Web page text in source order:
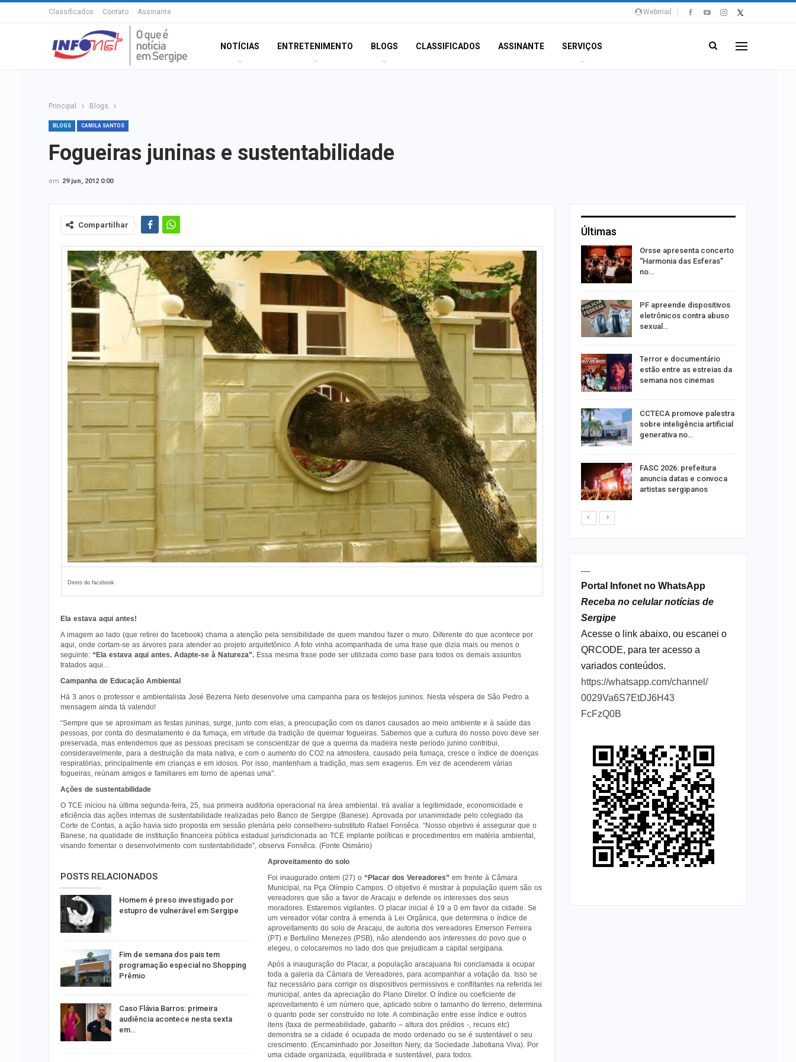
Webmail
Classificados Contato Assinante
NOTÍCIAS ENTRETENIMENTO BLOGS CLASSIFICADOS ASSINANTE SERVIÇOS
Principal Blogs
BLOGS CAMILA SANTOS
Fogueiras juninas e sustentabilidade
em 29 jun, 2012 0:00
Compartilhar
Direto do facebook
Ela estava aqui antes!
A imagem ao lado (que retirei do facebook) chama a atenção pela sensibilidade de quem mandou fazer o muro. Diferente do que acontece por
aqui, onde cortam-se as árvores para atender ao projeto arquitetônico. A foto vinha acompanhada de uma frase que dizia mais ou menos o
seguinte: “Ela estava aqui antes. Adapte-se à Natureza”. Essa mesma frase pode ser utilizada como base para todos os demais assuntos
tratados aqui…
Campanha de Educação Ambiental
Há 3 anos o professor e ambientalista José Bezerra Neto desenvolve uma campanha para os festejos juninos. Nesta véspera de São Pedro a
mensagem ainda tá valendo!
“Sempre que se aproximam as festas juninas, surge, junto com elas, a preocupação com os danos causados ao meio ambiente e à saúde das
pessoas, por conta do desmatamento e da fumaça, em virtude da tradição de queimar fogueiras. Sabemos que a cultura do nosso povo deve ser
preservada, mas entendemos que as pessoas precisam se conscientizar de que a queima da madeira neste período junino contribui,
consideravelmente, para a destruição da mata nativa, e com o aumento do CO2 na atmosfera, causado pela fumaça, cresce o índice de doenças
respiratórias, principalmente em crianças e em idosos. Por isso, mantenham a tradição, mas sem exageros. Em vez de acenderem várias
fogueiras, reúnam amigos e familiares em torno de apenas uma”.
Ações de sustentabilidade
O TCE iniciou na última segunda-feira, 25, sua primeira auditoria operacional na área ambiental. Irá avaliar a legitimidade, economicidade e
eficiência das ações internas de sustentabilidade realizadas pelo Banco de Sergipe (Banese). Aprovada por unanimidade pelo colegiado da
Corte de Contas, a ação havia sido proposta em sessão plenária pelo conselheiro-substituto Rafael Fonsêca. “Nosso objetivo é assegurar que o
Banese, na qualidade de instituição financeira pública estadual jurisdicionada ao TCE implante políticas e procedimentos em matéria ambiental,
visando fomentar o desenvolvimento com sustentabilidade”, observa Fonsêca. (Fonte Osmário)
POSTS RELACIONADOS
Homem é preso investigado por
estupro de vulnerável em Sergipe
Fim de semana dos pais tem
programação especial no Shopping
Prêmio
Caso Flávia Barros: primeira
audiência acontece nesta sexta
em…
Aproveitamento do solo
Foi inaugurado ontem (27) o “Placar dos Vereadores” em frente à Câmara
Municipal, na Pça Olímpio Campos. O objetivo é mostrar à população quem são os
vereadores que são a favor de Aracaju e defende os interesses dos seus
moradores. Estaremos vigilantes. O placar inicial é 19 a 0 em favor da cidade. Se
um vereador votar contra à emenda à Lei Orgânica, que determina o índice de
aproveitamento do solo de Aracaju, de autoria dos vereadores Emerson Ferreira
(PT) e Bertulino Menezes (PSB), não atendendo aos interesses do povo que o
elegeu, o colocaremos no lado dos que prejudicam a capital sergipana.
Após a inauguração do Placar, a população aracajuana foi conclamada a ocupar
toda a galeria da Câmara de Vereadores, para acompanhar a votação da. Isso se
faz necessário para corrigir os dispositivos permissivos e conflitantes na referida lei
municipal, antes da apreciação do Plano Diretor. O índice ou coeficiente de
aproveitamento é um número que, aplicado sobre o tamanho do terreno, determina
o quanto pode ser construído no lote. A combinação entre esse índice e outros
itens (taxa de permeabilidade, gabarito – altura dos prédios -, recuos etc)
demonstra se a cidade é ocupada de modo ordenado ou se é sustentável o seu
crescimento. (Encaminhado por Joseilton Nery, da Sociedade Jabotiana Viva). Por
uma cidade organizada, equilibrada e sustentável, para todos.
Últimas
IFS reabre inscrições para
vagas em cursos técnicos
e de graduação
Operação contra roubos
de motocicletas termina
em prisões em…
SMTT orienta condutores
sobre aferição de radares
nesta…
Três homens são presos
por furto de 17kg de fios
de cobre em Capela
Mais de 830 mil celulares
foram subtraídos em 2025,
aponta…
Orsse apresenta concerto
“Harmonia das Esferas”
no…
PF apreende dispositivos
eletrônicos contra abuso
sexual…
Terror e documentário
estão entre as estreias da
semana nos cinemas
CCTECA promove palestra
sobre inteligência artificial
generativa no…
FASC 2026: prefeitura
anuncia datas e convoca
artistas sergipanos
----
Portal Infonet no WhatsApp
Receba no celular notícias de
Sergipe
Acesse o link abaixo, ou escanei o
QRCODE, para ter acesso a
variados conteúdos.
https://whatsapp.com/channel/
0029Va6S7EtDJ6H43
FcFzQ0B